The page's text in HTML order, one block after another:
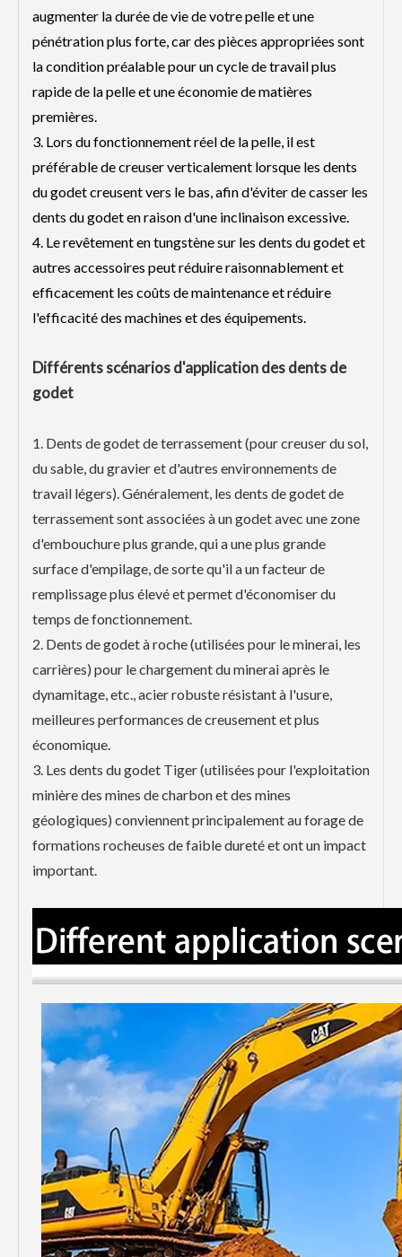
augmenter la durée de vie de votre pelle et une
pénétration plus forte, car des pièces appropriées sont
la condition préalable pour un cycle de travail plus
rapide de la pelle et une économie de matières
premières.
3. Lors du fonctionnement réel de la pelle, il est
préférable de creuser verticalement lorsque les dents
du godet creusent vers le bas, afin d'éviter de casser les
dents du godet en raison d'une inclinaison excessive.
4. Le revêtement en tungstène sur les dents du godet et
autres accessoires peut réduire raisonnablement et
efficacement les coûts de maintenance et réduire
l'efficacité des machines et des équipements.
Différents scénarios d'application des dents de
godet
1. Dents de godet de terrassement (pour creuser du sol,
du sable, du gravier et d'autres environnements de
travail légers). Généralement, les dents de godet de
terrassement sont associées à un godet avec une zone
d'embouchure plus grande, qui a une plus grande
surface d'empilage, de sorte qu'il a un facteur de
remplissage plus élevé et permet d'économiser du
temps de fonctionnement.
2. Dents de godet à roche (utilisées pour le minerai, les
carrières) pour le chargement du minerai après le
dynamitage, etc., acier robuste résistant à l'usure,
meilleures performances de creusement et plus
économique.
3. Les dents du godet Tiger (utilisées pour l'exploitation
minière des mines de charbon et des mines
géologiques) conviennent principalement au forage de
formations rocheuses de faible dureté et ont un impact
important.